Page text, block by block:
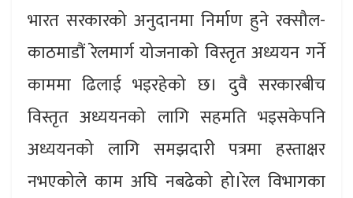
भारत सरकारको अनुदानमा निर्माण हुने रक्सौल-
काठमाडौं रेलमार्ग योजनाको विस्तृत अध्ययन गर्ने
काममा ढिलाई भइरहेको छ। दुवै सरकारबीच
विस्तृत अध्ययनको लागि सहमति भइसकेपनि
अध्ययनको लागि समझदारी पत्रमा हस्ताक्षर
नभएकोले काम अघि नबढेको हो।रेल विभागका